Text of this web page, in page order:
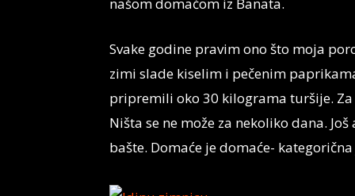
Svake godine pravim ono što moja
zimi slade kiselim i pečenim
pripremili oko 30 kilograma turšije.
Ništa se ne može za nekoliko dana.
bašte. Domaće je domaće-